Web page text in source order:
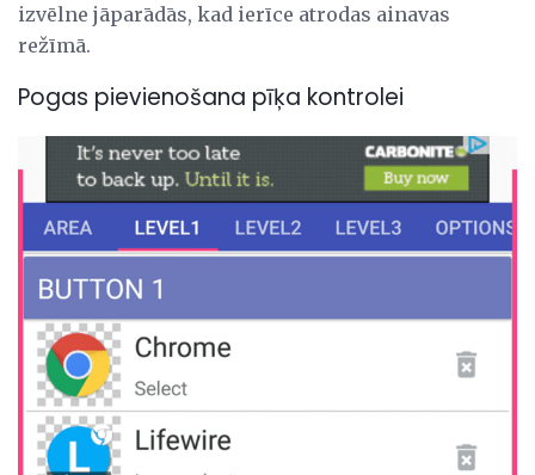
izvēlne jāparādās, kad ierīce atrodas ainavas
režīmā.
Pogas pievienošana pīķa kontrolei